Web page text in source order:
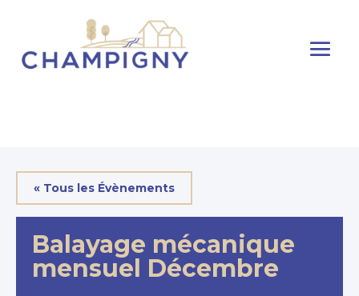
« Tous les Évènements
Balayage mécanique
mensuel Décembre